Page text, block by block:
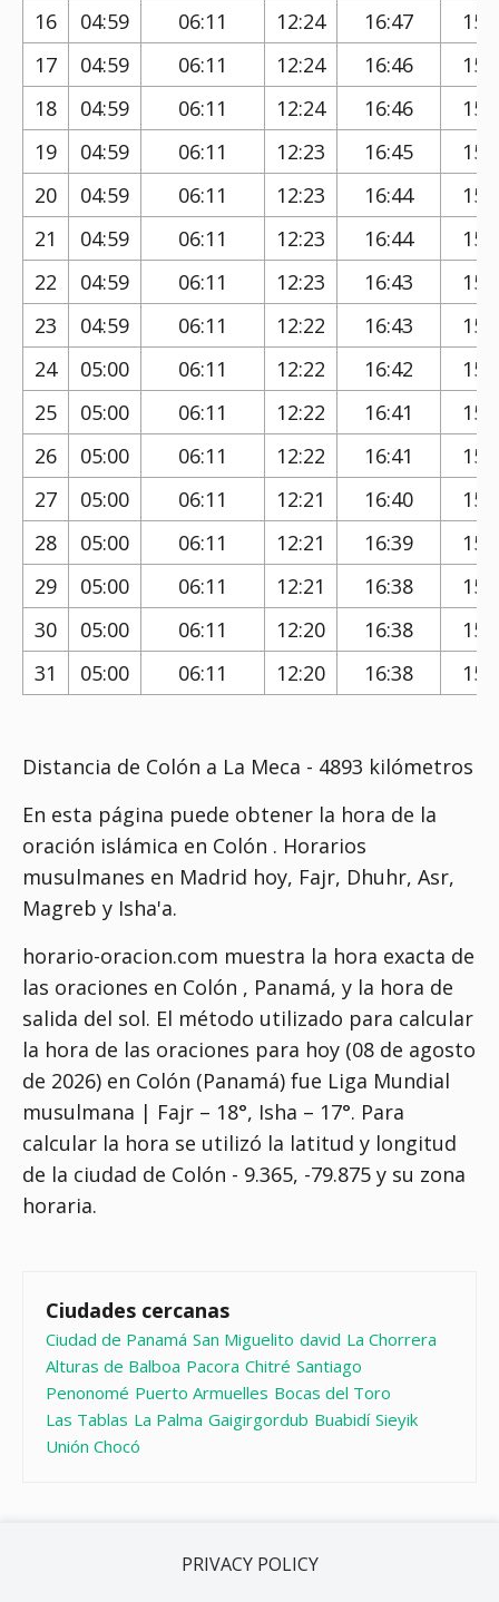
16
04:59 06:11 12:24 16:47
17
04:59 06:11 12:24 16:46
18
04:59 06:11 12:24 16:46
19
04:59 06:11 12:23 16:45
20
04:59 06:11 12:23 16:44
21
04:59 06:11 12:23 16:44
22
04:59 06:11 12:23 16:43
23
04:59 06:11 12:22 16:43
24
05:00 06:11 12:22 16:42
25
05:00 06:11 12:22 16:41
26
05:00 06:11 12:22 16:41
27
05:00 06:11 12:21 16:40
28
05:00 06:11 12:21 16:39
29
05:00 06:11 12:21 16:38
30
05:00 06:11 12:20 16:38
31
05:00 06:11 12:20 16:38
Distancia de Colón a La Meca - 4893 kilómetros
En esta página puede obtener la hora de la
oración islámica en Colón . Horarios
musulmanes en Madrid hoy, Fajr, Dhuhr, Asr,
Magreb y Isha'a.
horario-oracion.com muestra la hora exacta de
las oraciones en Colón , Panamá, y la hora de
salida del sol. El método utilizado para calcular
la hora de las oraciones para hoy (08 de agosto
de 2026) en Colón (Panamá) fue Liga Mundial
musulmana | Fajr – 18°, Isha – 17°. Para
calcular la hora se utilizó la latitud y longitud
de la ciudad de Colón - 9.365, -79.875 y su zona
horaria.
Ciudades cercanas
Ciudad de Panamá San Miguelito david La Chorrera
Alturas de Balboa Pacora Chitré Santiago
Penonomé Puerto Armuelles Bocas del Toro
Las Tablas La Palma Gaigirgordub Buabidí Sieyik
Unión Chocó
PRIVACY POLICY